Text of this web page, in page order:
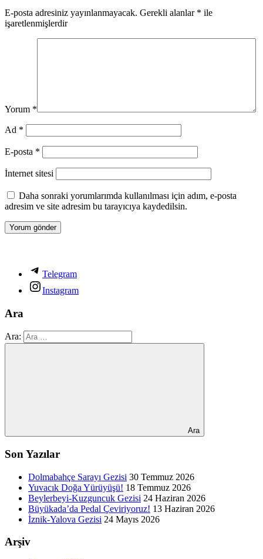
E-posta adresiniz yayınlanmayacak. Gerekli alanlar * ile
işaretlenmişlerdir
Yorum *
Ad *
E-posta *
İnternet sitesi
Daha sonraki yorumlarımda kullanılması için adım, e-posta
adresim ve site adresim bu tarayıcıya kaydedilsin.
Telegram
Instagram
Ara
Ara:
Ara
Son Yazılar
Dolmabahçe Sarayı Gezisi 30 Temmuz 2026
Yuvacık Doğa Yürüyüşü! 18 Temmuz 2026
Beylerbeyi-Kuzguncuk Gezisi 24 Haziran 2026
Büyükada’da Pedal Çeviriyoruz! 13 Haziran 2026
İznik-Yalova Gezisi 24 Mayıs 2026
Arşiv